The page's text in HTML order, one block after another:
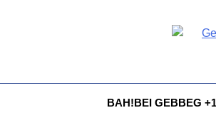
BAH!BEI GEBBEG